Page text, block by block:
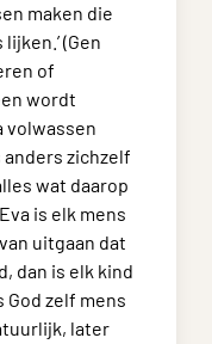
maken die
(Gen
of
wordt
volwassen
zichzelf
wat daarop
is elk mens
uitgaan dat
dan is elk kind
God zelf mens
later